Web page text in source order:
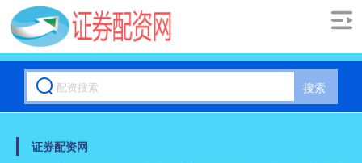
搜索
证券配资网